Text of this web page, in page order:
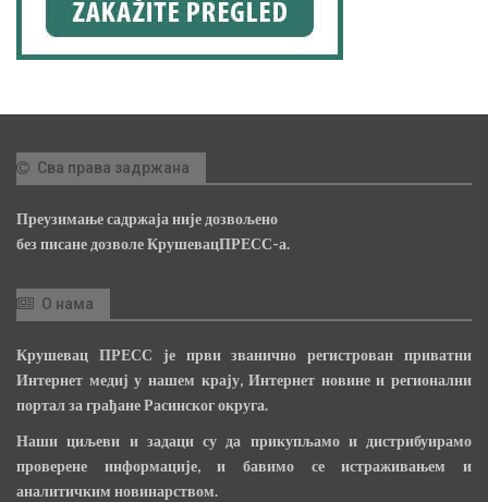
Сва права задржана
Преузимање садржаја није дозвољено
без писане дозволе КрушевацПРЕСС-а.
О нама
Крушевац ПРЕСС је први званично регистрован приватни
Интернет медиј у нашем крају, Интернет новине и регионални
портал за грађане Расинског округа.
Наши циљеви и задаци су да прикупљамо и дистрибуирамо
проверене информације, и бавимо се истраживањем и
аналитичким новинарством.